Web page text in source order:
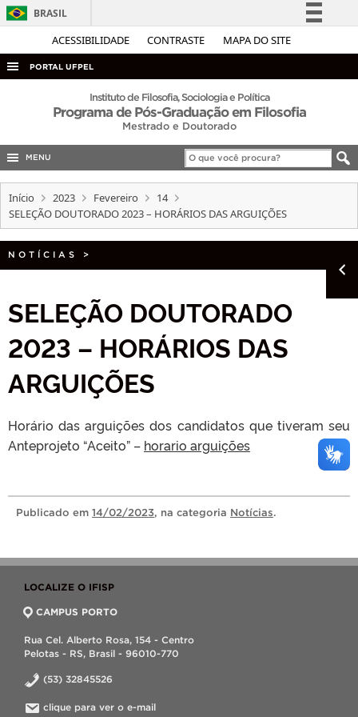
ACESSIBILIDADE CONTRASTE MAPA DO SITE
BRASIL
Simplifique!
Acesso à informação
Canais
PORTAL UFPEL
ACESSO À INFORMAÇÃO
AUDITORIA
EDITAIS
INTERNACIONAL
OUVIDORIA
TELEFONES
Instituto de Filosofia, Sociologia e Política
Programa de Pós-Graduação em Filosofia
Mestrado e Doutorado
MENU
Início 2023 Fevereiro
14
SELEÇÃO DOUTORADO 2023 – HORÁRIOS DAS ARGUIÇÕES
NOTÍCIAS >
SELEÇÃO DOUTORADO
2023 – HORÁRIOS DAS
ARGUIÇÕES
Horário das arguições dos candidatos que tiveram seu
Anteprojeto “Aceito” – horario arguições
Publicado em 14/02/2023, na categoria Notícias.
LOCALIZE O IFISP
CAMPUS PORTO
Rua Cel. Alberto Rosa, 154 - Centro
Pelotas - RS, Brasil - 96010-770
(53) 32845526
clique para ver o e-mail